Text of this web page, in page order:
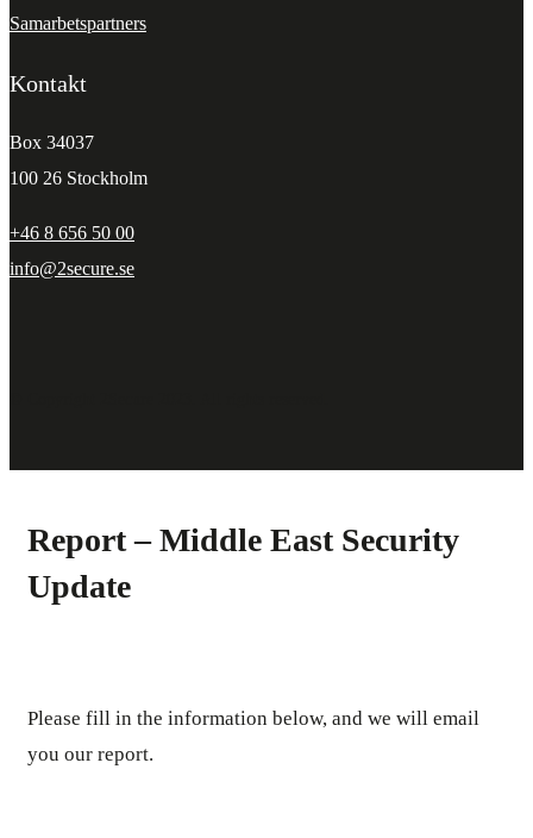
Samarbetspartners
Kontakt
Box 34037
100 26 Stockholm
+46 8 656 50 00
info@2secure.se
Report – Middle East Security
Update
Please fill in the information below, and we will email
you our report.